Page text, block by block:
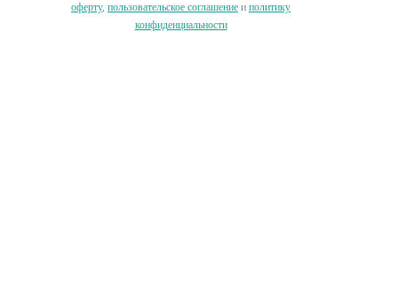
оферту, пользовательское соглашение и политику
конфиденциальности